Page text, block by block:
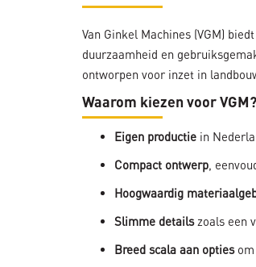
Van Ginkel Machines (VGM)
duurzaamheid en
ontworpen voor inzet in
Waarom kiezen voor VGM?
Eigen productie in
Compact ontwerp,
Hoogwaardig
Slimme detailszoals een
Breed scala aan optiesom